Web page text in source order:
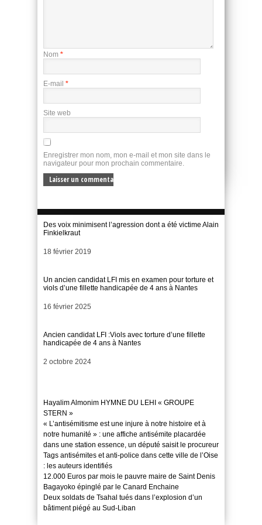
Nom *
E-mail *
Site web
Enregistrer mon nom, mon e-mail et mon site dans le
navigateur pour mon prochain commentaire.
Des voix minimisent l’agression dont a été victime Alain
Finkielkraut
Date
18 février 2019
Un ancien candidat LFI mis en examen pour torture et
viols d’une fillette handicapée de 4 ans à Nantes
Date
16 février 2025
Ancien candidat LFI :Viols avec torture d’une fillette
handicapée de 4 ans à Nantes
Date
2 octobre 2024
Hayalim Almonim HYMNE DU LEHI « GROUPE
STERN »
« L’antisémitisme est une injure à notre histoire et à
notre humanité » : une affiche antisémite placardée
dans une station essence, un député saisit le procureur
Tags antisémites et anti-police dans cette ville de l’Oise
: les auteurs identifiés
12.000 Euros par mois le pauvre maire de Saint Denis
Bagayoko épinglé par le Canard Enchaine
Deux soldats de Tsahal tués dans l’explosion d’un
bâtiment piégé au Sud-Liban